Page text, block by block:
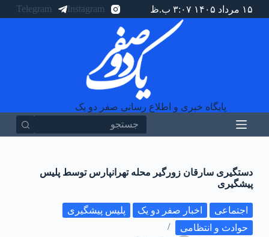
ا
۱۵ مرداد ۱۴۰۵ ۳:۰۷ ب.ظ Instagram
Telegram
پایگاه خبری و اطلاع رسانی صفر دو یک
نتیجه
دستگیری سارقان زورگیر محله تهرانپارس توسط پلیس
پیشگیری
اجتماعی اخبار صفر دو یک
پلیس پیشگیری
حوادث و انتظامی